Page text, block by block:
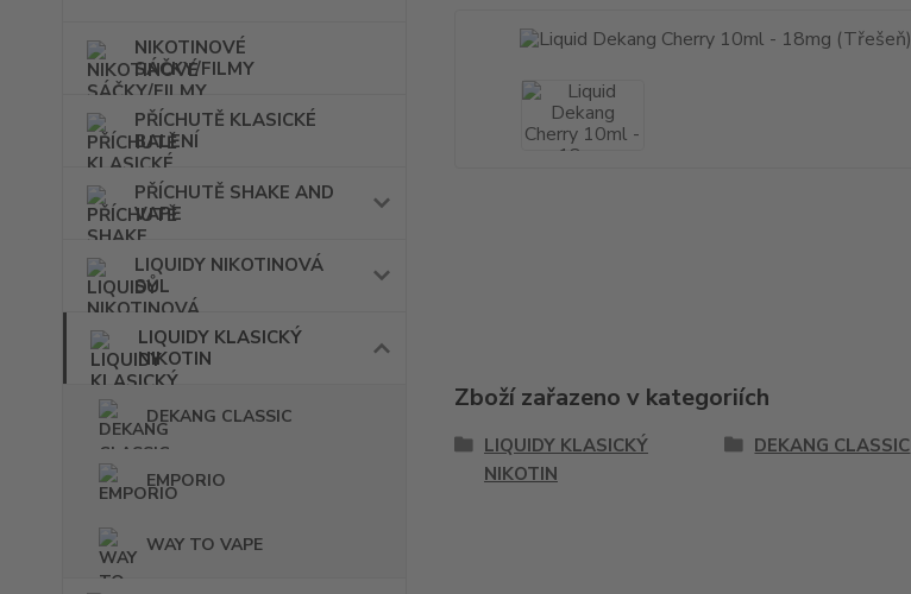
NIKOTINOVÉ
SÁČKY/FILMY
PŘÍCHUTĚ KLASICKÉ
BALENÍ
PŘÍCHUTĚ SHAKE AND
VAPE
LIQUIDY NIKOTINOVÁ
SŮL
LIQUIDY KLASICKÝ
NIKOTIN
DEKANG CLASSIC
EMPORIO
WAY TO VAPE
Zboží zařazeno v kategoriích
LIQUIDY KLASICKÝ
NIKOTIN
DEKANG CLASSIC